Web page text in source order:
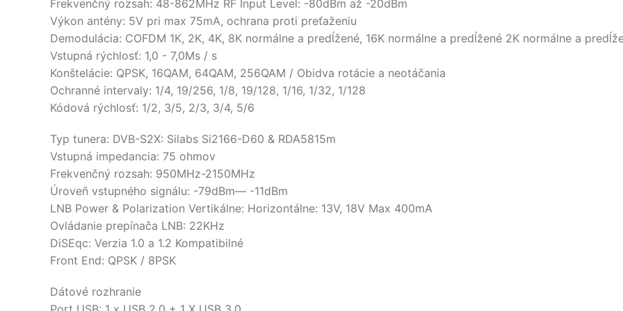
Frekvenčný rozsah: 48-862MHz RF Input Level: -80dBm až -20dBm
Výkon antény: 5V pri max 75mA, ochrana proti preťaženiu
Demodulácia: COFDM 1K, 2K, 4K, 8K normálne a predĺžené, 16K normálne a predĺžené 2K normálne a
Vstupná rýchlosť: 1,0 - 7,0Ms / s
Konštelácie: QPSK, 16QAM, 64QAM, 256QAM / Obidva rotácie a neotáčania
Ochranné intervaly: 1/4, 19/256, 1/8, 19/128, 1/16, 1/32, 1/128
Kódová rýchlosť: 1/2, 3/5, 2/3, 3/4, 5/6
Typ tunera: DVB-S2X: Silabs Si2166-D60 & RDA5815m
Vstupná impedancia: 75 ohmov
Frekvenčný rozsah: 950MHz-2150MHz
Úroveň vstupného signálu: -79dBm— -11dBm
LNB Power & Polarization Vertikálne: Horizontálne: 13V, 18V Max 400mA
Ovládanie prepínača LNB: 22KHz
DiSEqc: Verzia 1.0 a 1.2 Kompatibilné
Front End: QPSK / 8PSK
Dátové rozhranie